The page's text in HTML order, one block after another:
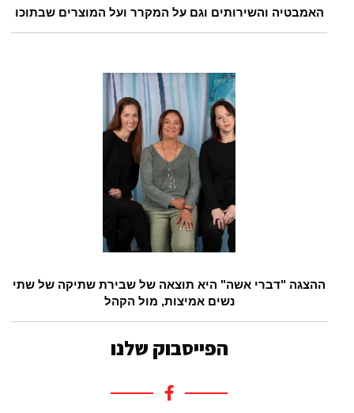
האמבטיה והשירותים וגם על המקרר ועל המוצרים שבתוכו
ההצגה "דברי אשה" היא תוצאה של שבירת שתיקה של שתי
נשים אמיצות, מול הקהל
הפייסבוק שלנו